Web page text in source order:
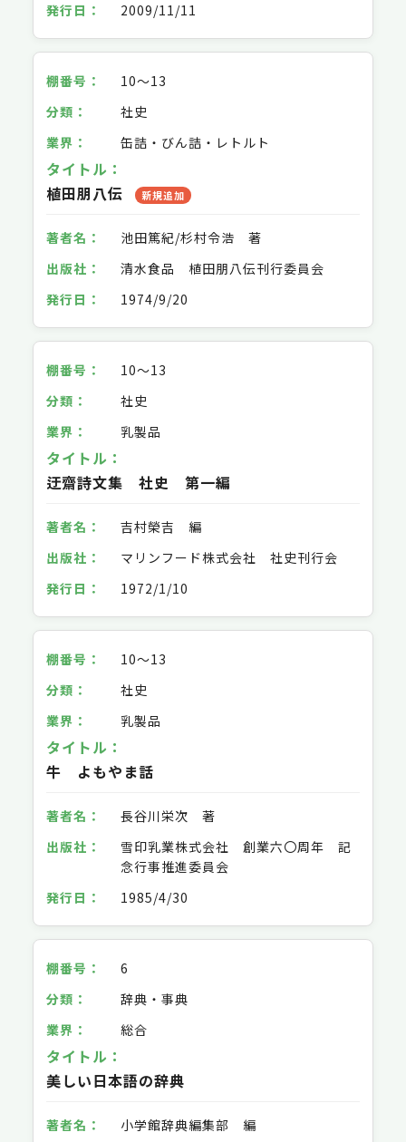
2009/11/11
10～13
社史
缶詰・びん詰・レトルト
植田朋八伝 新規追加
池田篤紀/杉村令浩 著
清水食品 植田朋八伝刊行委員会
1974/9/20
10～13
社史
乳製品
迂齋詩文集 社史 第一編
吉村榮吉 編
マリンフード株式会社 社史刊行会
1972/1/10
10～13
社史
乳製品
牛 よもやま話
長谷川栄次 著
雪印乳業株式会社 創業六〇周年 記
念行事推進委員会
1985/4/30
6
辞典・事典
総合
美しい日本語の辞典
小学館辞典編集部 編